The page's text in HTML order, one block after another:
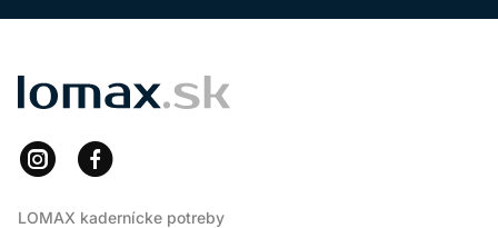
LOMAX
LOMAX kadernícke potreby